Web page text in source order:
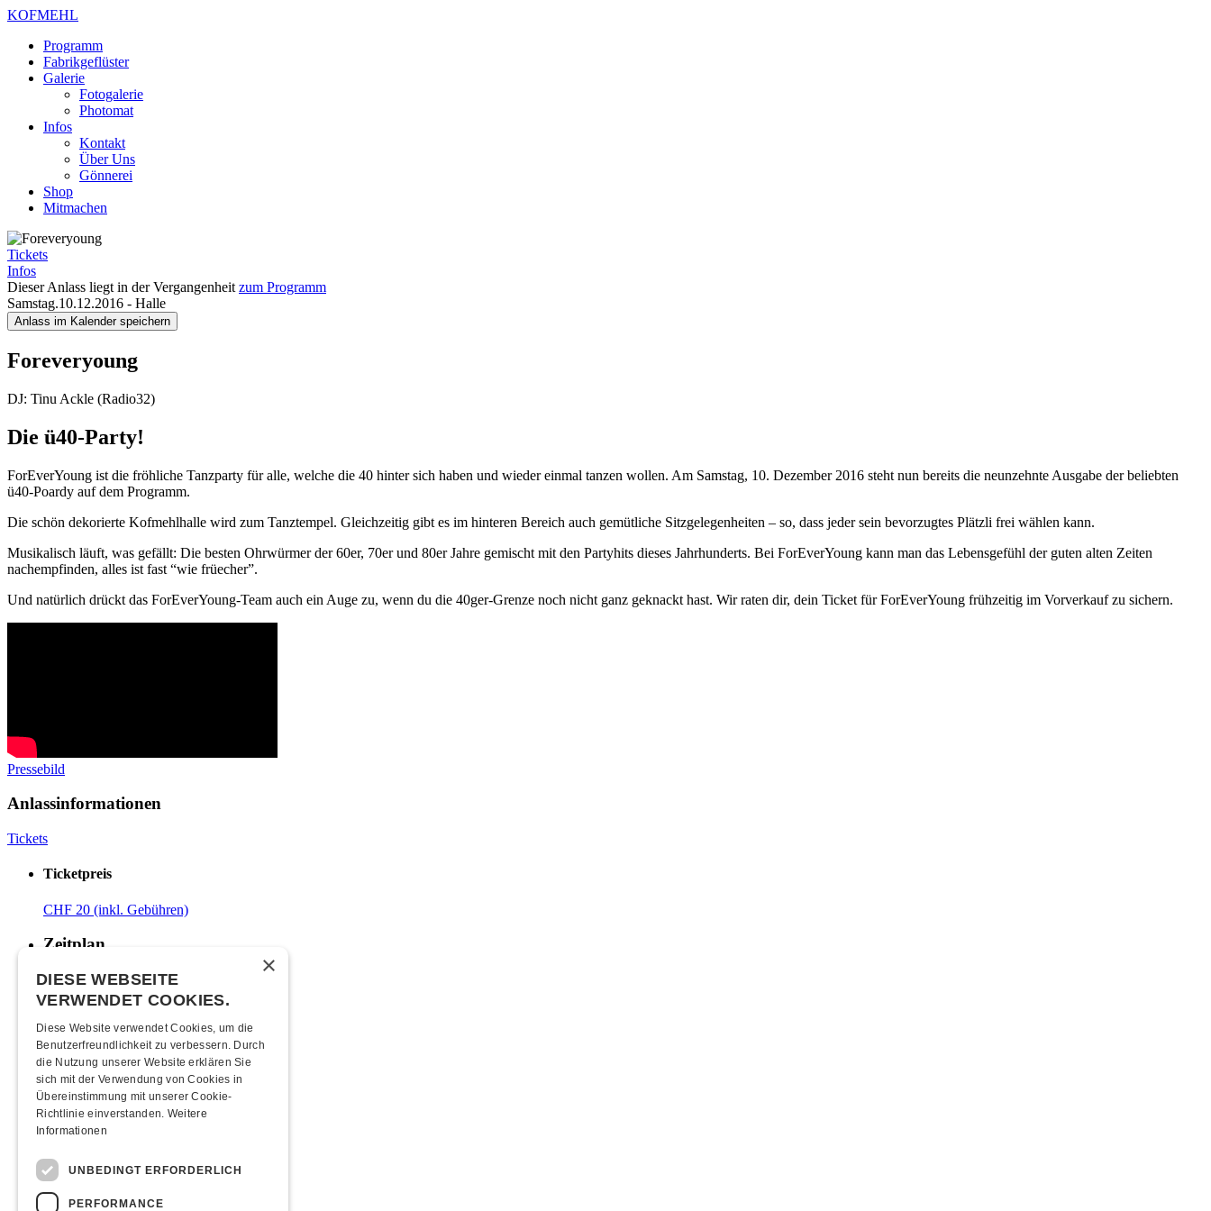
KOFMEHL
Programm
Fabrikgeflüster
Galerie
Fotogalerie
Photomat
Infos
Kontakt
Über Uns
Gönnerei
Shop
Mitmachen
Tickets
Infos
Dieser Anlass liegt in der Vergangenheit zum Programm
Samstag.10.12.2016 - Halle
Anlass im Kalender speichern
Foreveryoung
DJ: Tinu Ackle (Radio32)
Die ü40-Party!
ForEverYoung ist die fröhliche Tanzparty für alle, welche die 40 hinter sich haben und wieder einmal tanzen wollen. Am Samstag, 10. Dezember 2016 steht nun bereits die neunzehnte Ausgabe der beliebten
ü40-Poardy auf dem Programm.
Die schön dekorierte Kofmehlhalle wird zum Tanztempel. Gleichzeitig gibt es im hinteren Bereich auch gemütliche Sitzgelegenheiten – so, dass jeder sein bevorzugtes Plätzli frei wählen kann.
Musikalisch läuft, was gefällt: Die besten Ohrwürmer der 60er, 70er und 80er Jahre gemischt mit den Partyhits dieses Jahrhunderts. Bei ForEverYoung kann man das Lebensgefühl der guten alten Zeiten
nachempfinden, alles ist fast “wie früecher”.
Und natürlich drückt das ForEverYoung-Team auch ein Auge zu, wenn du die 40ger-Grenze noch nicht ganz geknackt hast. Wir raten dir, dein Ticket für ForEverYoung frühzeitig im Vorverkauf zu sichern.
Pressebild
Anlassinformationen
Tickets
Ticketpreis
CHF 20 (inkl. Gebühren)
Zeitplan
20:00 Uhr Türöffnung
03:00 Uhr Ende
Mindestalter
40 Jahre
Moonliner
Anreise
×
DIESE WEBSEITE
VERWENDET COOKIES.
Diese Website verwendet Cookies, um die
Benutzerfreundlichkeit zu verbessern. Durch
die Nutzung unserer Website erklären Sie
sich mit der Verwendung von Cookies in
Übereinstimmung mit unserer Cookie-
Richtlinie einverstanden. Weitere
Informationen
UNBEDINGT ERFORDERLICH
PERFORMANCE